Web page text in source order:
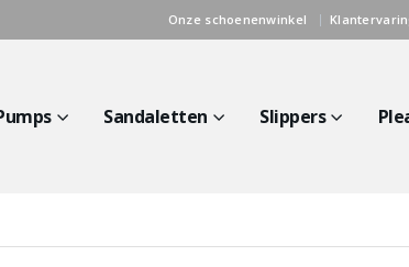
Onze schoenenwinkel
Sandaletten Slippers